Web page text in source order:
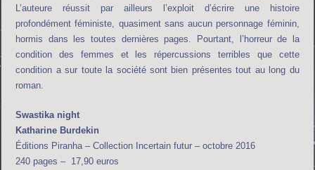
L’auteure réussit par ailleurs l’exploit d’écrire une histoire
profondément féministe, quasiment sans aucun personnage féminin,
hormis dans les toutes dernières pages. Pourtant, l’horreur de la
condition des femmes et les répercussions terribles que cette
condition a sur toute la société sont bien présentes tout au long du
roman.
Swastika night
Katharine Burdekin
Éditions Piranha – Collection Incertain futur – octobre 2016
240 pages – 17,90 euros